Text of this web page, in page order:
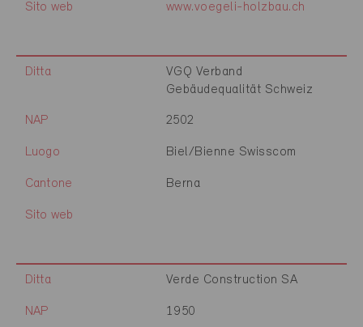
Sito web www.voegeli-holzbau.ch
Ditta
VGQ Verband
Gebäudequalität Schweiz
NAP 2502
Luogo Biel/Bienne Swisscom
Cantone Berna
Sito web
Ditta Verde Construction SA
NAP 1950